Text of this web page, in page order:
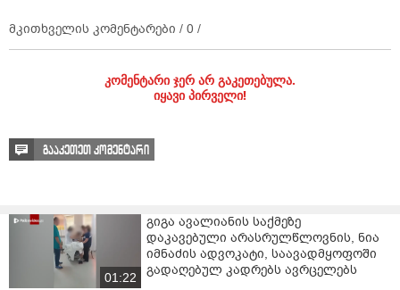
მკითხველის კომენტარები / 0 /
კომენტარი ჯერ არ გაკეთებულა.
იყავი პირველი!
გააკეთეთ კომენტარი
01:22
გიგა ავალიანის საქმეზე
დაკავებული არასრულწლოვნის, ნია
იმნაძის ადვოკატი, საავადმყოფოში
გადაღებულ კადრებს ავრცელებს